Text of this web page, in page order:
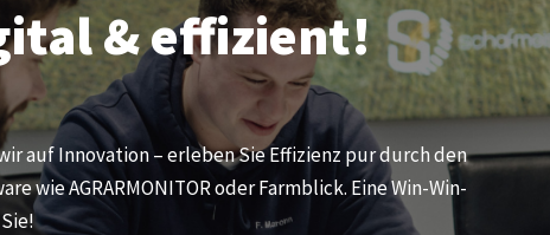
& effizient!
auf Innovation – erleben Sie Effizienz pur durch den
wie AGRARMONITOR oder Farmblick. Eine Win-Win-